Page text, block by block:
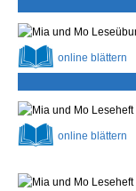
online blättern
online blättern